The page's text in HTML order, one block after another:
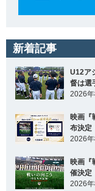
新着記事
U12ア
督は選
2026年
映画『
布決定
2026年
映画『
催決定
2026年